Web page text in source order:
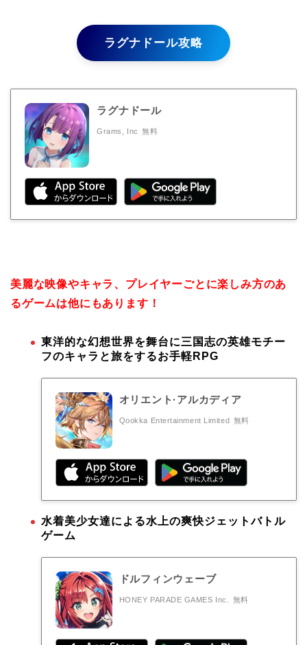
ラグナドール攻略
ラグナドール
Grams, Inc 無料
美麗な映像やキャラ、プレイヤーごとに楽しみ方のあ
るゲームは他にもあります！
東洋的な幻想世界を舞台に三国志の英雄モチー
フのキャラと旅をするお手軽RPG
オリエント·アルカディア
Qookka Entertainment Limited 無料
水着美少女達による水上の爽快ジェットバトル
ゲーム
ドルフィンウェーブ
HONEY PARADE GAMES Inc. 無料